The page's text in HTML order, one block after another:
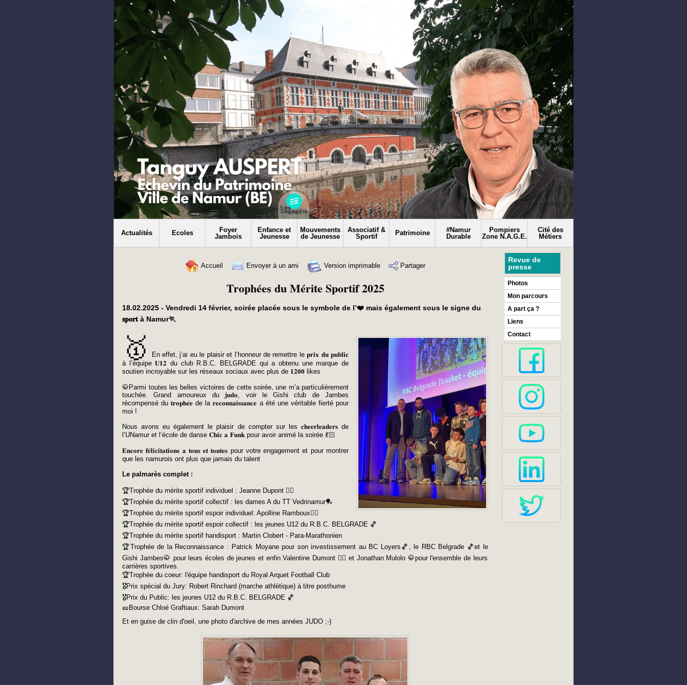
Actualités Ecoles
Foyer
Jambois
Enfance et
Jeunesse
Mouvements
de Jeunesse
Associatif &
Sportif
Patrimoine
#Namur
Durable
Pompiers
Zone N.A.G.E.
Cité des
Métiers
Accueil Envoyer à un ami Version imprimable Partager
Trophées du Mérite Sportif 2025
18.02.2025 - Vendredi 14 février, soirée placée sous le symbole de l’❤️ mais également sous le signe du
𝐬𝐩𝐨𝐫𝐭 à Namur🏃
🥇
En effet, j’ai eu le plaisir et l’honneur de remettre le 𝐩𝐫𝐢𝐱 𝐝𝐮 𝐩𝐮𝐛𝐥𝐢𝐜
à l’équipe 𝐔𝟏𝟐 du club R.B.C. BELGRADE qui a obtenu une marque de
soutien incroyable sur les réseaux sociaux avec plus de 𝟏𝟐𝟎𝟎 likes
🥋Parmi toutes les belles victoires de cette soirée, une m’a particulièrement
touchée. Grand amoureux du 𝐣𝐮𝐝𝐨, voir le Gishi club de Jambes
récompensé du 𝐭𝐫𝐨𝐩𝐡𝐞́𝐞 de la 𝐫𝐞𝐜𝐨𝐧𝐧𝐚𝐢𝐬𝐬𝐚𝐧𝐜𝐞 a été une véritable fierté pour
moi !
Nous avons eu également le plaisir de compter sur les 𝐜𝐡𝐞𝐞𝐫𝐥𝐞𝐚𝐝𝐞𝐫𝐬 de
l’UNamur et l’école de danse 𝐂𝐡𝐢𝐜 𝐚 𝐅𝐮𝐧𝐤 pour avoir animé la soirée 💃🏻
𝐄𝐧𝐜𝐨𝐫𝐞 𝐟𝐞́𝐥𝐢𝐜𝐢𝐭𝐚𝐭𝐢𝐨𝐧𝐬 𝐚 𝐭𝐨𝐮𝐬 𝐞𝐭 𝐭𝐨𝐮𝐭𝐞𝐬 pour votre engagement et pour montrer
que les namurois ont plus que jamais du talent
Le palmarès complet :
🏆Trophée du mérite sportif individuel : Jeanne Dupont 🏃‍♀️
🏆Trophée du mérite sportif collectif : les dames A du TT Vedrinamur🏓
🏆Trophée du mérite sportif espoir individuel: Apolline Ramboux🏃‍♀️
🏆Trophée du mérite sportif espoir collectif : les jeunes U12 du R.B.C. BELGRADE 🏀
🏆Trophée du mérite sportif handisport : Martin Clobert - Para-Marathonien
🏆Trophée de la Reconnaissance : Patrick Moyane pour son investissement au BC Loyers🏀, le RBC Belgrade 🏀et le
Gishi Jambes🥋 pour leurs écoles de jeunes et enfin Valentine Dumont 🏊‍♀️ et Jonathan Mulolo 🥋pour l'ensemble de leurs
carrières sportives.
🏆Trophée du coeur: l'équipe handisport du Royal Arquet Football Club
🎖Prix spécial du Jury: Robert Rinchard (marche athlétique) à titre posthume
🎖Prix du Public: les jeunes U12 du R.B.C. BELGRADE 🏀
🎫Bourse Chloé Graftiaux: Sarah Dumont
Et en guise de clin d'oeil, une photo d'archive de mes années JUDO ;-)
Revue de
presse
Photos
Mon parcours
A part ça ?
Liens
Contact